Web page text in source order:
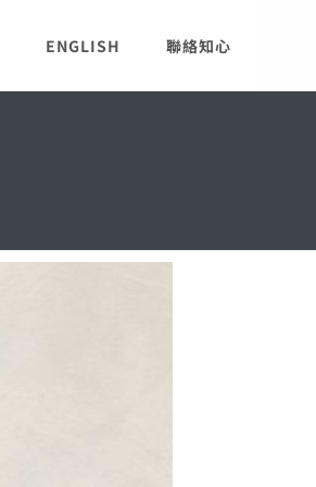
ENGLISH 聯絡知心